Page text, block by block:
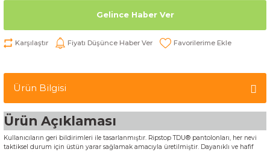
Gelince Haber Ver
Karşılaştır Fiyatı Düşünce Haber Ver
Ürün Bilgisi
Ürün Açıklaması
Kullanıcıların geri bildirimleri ile tasarlanmıştır. Ripstop TDU® pantolonları, her nevi
taktiksel durum için üstün yarar sağlamak amacıyla üretilmiştir. Dayanıklı ve hafif